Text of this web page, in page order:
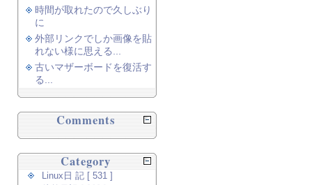
時間が取れたので久しぶり
に
外部リンクでしか画像を貼
れない様に思える...
古いマザーボードを復活す
る...
Comments
Category
Linux日 記 [ 531 ]